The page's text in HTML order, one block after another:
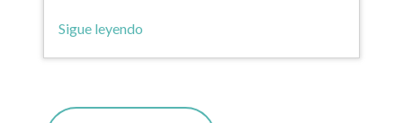
Sigue leyendo